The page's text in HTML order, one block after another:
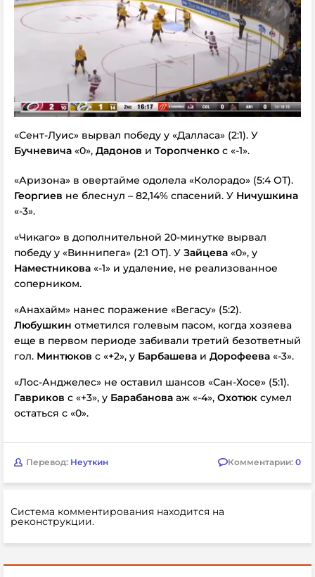
«Сент-Луис» вырвал победу у «Далласа» (2:1). У
Бучневича «0», Дадонов и Торопченко с «-1».
«Аризона» в овертайме одолела «Колорадо» (5:4 ОТ).
Георгиев не блеснул – 82,14% спасений. У Ничушкина
«-3».
«Чикаго» в дополнительной 20-минутке вырвал
победу у «Виннипега» (2:1 ОТ). У Зайцева «0», у
Наместникова «-1» и удаление, не реализованное
соперником.
«Анахайм» нанес поражение «Вегасу» (5:2).
Любушкин отметился голевым пасом, когда хозяева
еще в первом периоде забивали третий безответный
гол. Минтюков с «+2», у Барбашева и Дорофеева «-3».
«Лос-Анджелес» не оставил шансов «Сан-Хосе» (5:1).
Гавриков с «+3», у Барабанова аж «-4», Охотюк сумел
остаться с «0».
Перевод: Неуткин Комментарии: 0
Система комментирования находится на
реконструкции.